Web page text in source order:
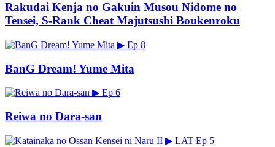
Rakudai Kenja no Gakuin Musou Nidome no
Tensei, S-Rank Cheat Majutsushi Boukenroku
▶ Ep 8
BanG Dream! Yume Mita
▶ Ep 6
Reiwa no Dara-san
▶ LAT Ep 5